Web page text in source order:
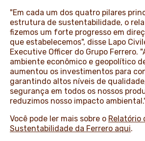
"Em cada um dos quatro pilares
estrutura de sustentabilidade, o
fizemos um forte progresso em
que estabelecemos", disse Lapo
Executive Officer do Grupo Ferrero.
ambiente econômico e geopolítico
aumentou os investimentos para
garantindo altos níveis de
segurança em todos os nossos
reduzimos nosso impacto
Você pode ler mais sobre o Relatório
Sustentabilidade da Ferrero aqui.